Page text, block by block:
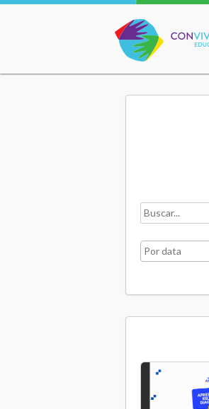
Conviva Educação